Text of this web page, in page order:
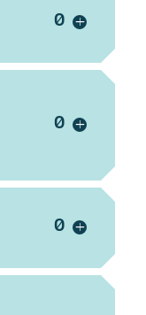
+Voeg
+Voeg
+Voeg